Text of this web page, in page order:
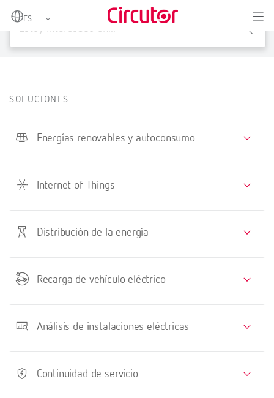
SOLUCIONES
Energías renovables y autoconsumo
Internet of Things
Distribución de la energía
Recarga de vehículo eléctrico
Análisis de instalaciones eléctricas
Continuidad de servicio